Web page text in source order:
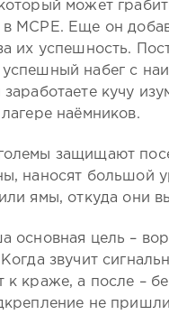
может
MCPE. Еще он
их успешность.
набег с
кучу
наёмников.
защищают
наносят большой
ямы, откуда они
основная цель –
звучит
к краже, а после –
не